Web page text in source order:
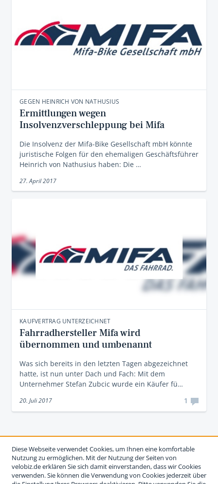
GEGEN HEINRICH VON NATHUSIUS
Ermittlungen wegen
Insolvenzverschleppung bei Mifa
Die Insolvenz der Mifa-Bike Gesellschaft mbH könnte
juristische Folgen für den ehemaligen Geschäftsführer
Heinrich von Nathusius haben: Die …
27. April 2017
KAUFVERTRAG UNTERZEICHNET
Fahrradhersteller Mifa wird
übernommen und umbenannt
Was sich bereits in den letzten Tagen abgezeichnet
hatte, ist nun unter Dach und Fach: Mit dem
Unternehmer Stefan Zubcic wurde ein Käufer fü…
20. Juli 2017 1
Diese Webseite verwendet Cookies, um Ihnen eine komfortable
Nutzung zu ermöglichen. Mit der Nutzung der Seiten von
velobiz.de erklären Sie sich damit einverstanden, dass wir Cookies
verwenden. Sie können die Verwendung von Cookies jederzeit über